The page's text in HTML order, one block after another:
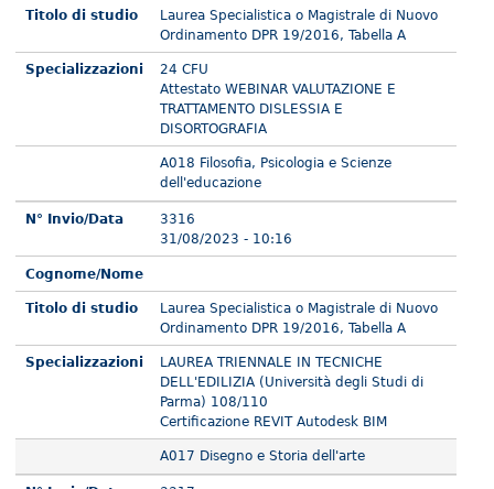
Titolo di studio
Laurea Specialistica o Magistrale di Nuovo
Ordinamento DPR 19/2016, Tabella A
Specializzazioni
24 CFU
Attestato WEBINAR VALUTAZIONE E
TRATTAMENTO DISLESSIA E
DISORTOGRAFIA
A018 Filosofia, Psicologia e Scienze
dell'educazione
N° Invio/Data
3316
31/08/2023 - 10:16
Cognome/Nome
Titolo di studio
Laurea Specialistica o Magistrale di Nuovo
Ordinamento DPR 19/2016, Tabella A
Specializzazioni
LAUREA TRIENNALE IN TECNICHE
DELL'EDILIZIA (Università degli Studi di
Parma) 108/110
Certificazione REVIT Autodesk BIM
A017 Disegno e Storia dell'arte